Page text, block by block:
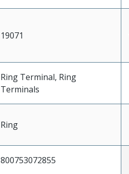
19071
Ring Terminal, Ring
Terminals
Ring
800753072855